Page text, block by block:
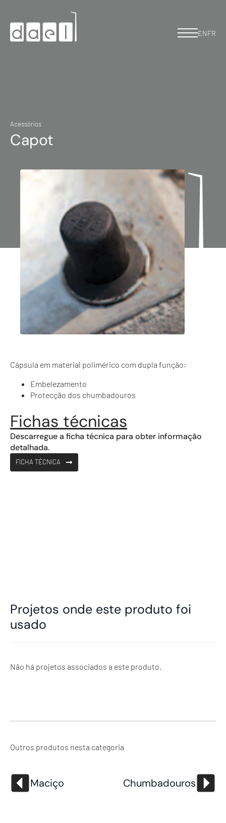
ENFR
Acessórios
Capot
Cápsula em material polimérico com dupla função:
Embelezamento
Protecção dos chumbadouros
Fichas técnicas
Descarregue a ficha técnica para obter informação
detalhada.
FICHA TÉCNICA
Projetos onde este produto foi
usado
Não há projetos associados a este produto.
Outros produtos nesta categoria
Maciço Chumbadouros